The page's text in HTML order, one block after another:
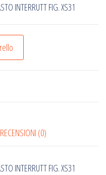
INTERRUTT FIG. XS31
RECENSIONI (0)
INTERRUTT FIG. XS31